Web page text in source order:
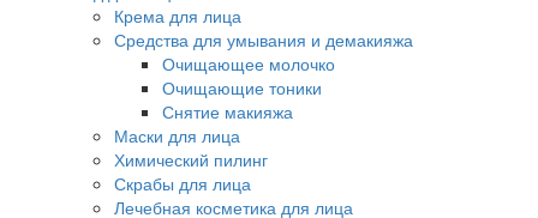
Крема для лица
Средства для умывания и демакияжа
Очищающее молочко
Очищающие тоники
Снятие макияжа
Маски для лица
Химический пилинг
Скрабы для лица
Лечебная косметика для лица